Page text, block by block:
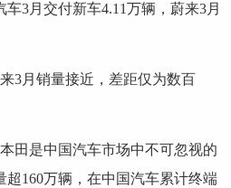
3月交付新车4.11万辆，蔚来3月
月销量接近，差距仅为数百
是中国汽车市场中不可忽视的
160万辆，在中国汽车累计终端